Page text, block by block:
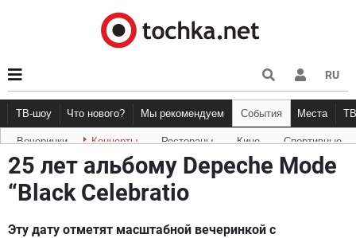
RU
ТВ-шоу Что нового?
Новости афиши Рецензии Куда пойти Точка
Мы рекомендуем События Места
Вечеринки Концерты Рестораны Кино Спортивные
25 лет альбому Depeche Mode
“Black Celebratio
Эту дату отметят масштабной вечеринкой с